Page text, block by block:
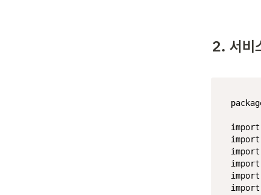
2. 서비
import
import
import
import
import
import